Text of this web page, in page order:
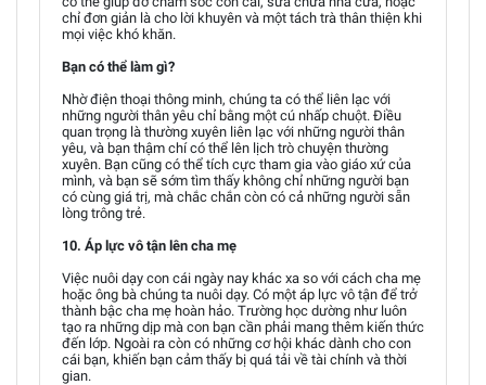
chỉ đơn giản là cho lời khuyên và một tách trà thân thiện khi
mọi việc khó khăn.
Bạn có thể làm gì?
Nhờ điện thoại thông minh, chúng ta có thể liên lạc với
những người thân yêu chỉ bằng một cú nhấp chuột. Điều
quan trọng là thường xuyên liên lạc với những người thân
yêu, và bạn thậm chí có thể lên lịch trò chuyện thường
xuyên. Bạn cũng có thể tích cực tham gia vào giáo xứ của
mình, và bạn sẽ sớm tìm thấy không chỉ những người bạn
có cùng giá trị, mà chắc chắn còn có cả những người sẵn
lòng trông trẻ.
10. Áp lực vô tận lên cha mẹ
Việc nuôi dạy con cái ngày nay khác xa so với cách cha mẹ
hoặc ông bà chúng ta nuôi dạy. Có một áp lực vô tận để trở
thành bậc cha mẹ hoàn hảo. Trường học dường như luôn
tạo ra những dịp mà con bạn cần phải mang thêm kiến thức
đến lớp. Ngoài ra còn có những cơ hội khác dành cho con
cái bạn, khiến bạn cảm thấy bị quá tải về tài chính và thời
gian.